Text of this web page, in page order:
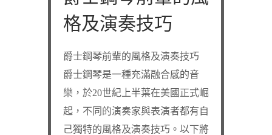
格及演奏技巧
爵士鋼琴前輩的風格及演奏技巧
爵士鋼琴是一種充滿融合感的音
樂，於20世紀上半葉在美國正式崛
起，不同的演奏家與表演者都有自
己獨特的風格及演奏技巧。以下將